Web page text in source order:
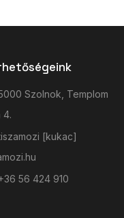
Szolnok, Templom
4.
[kukac]
56 424 910